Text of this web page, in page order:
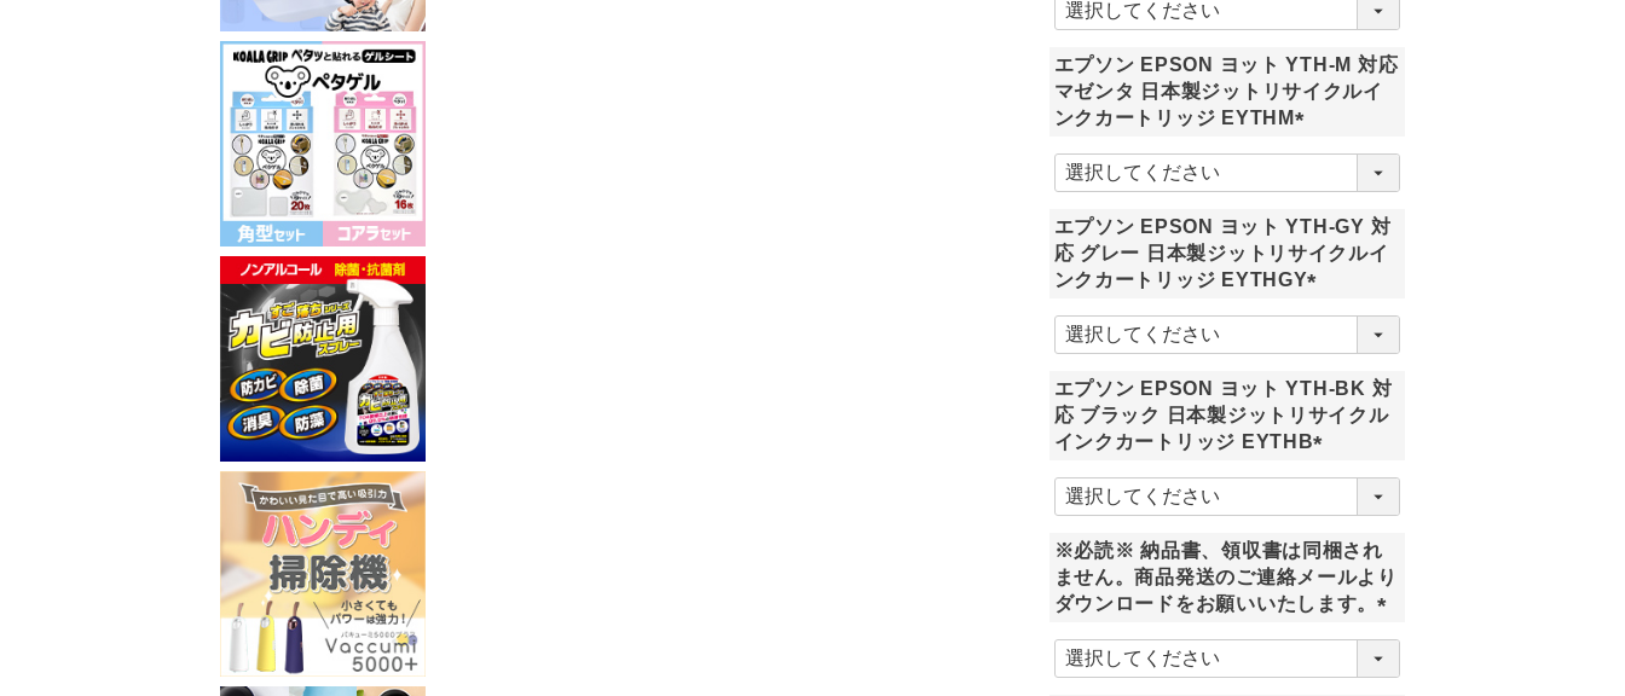
)
エプソン EPSON ヨット YTH-M 対応
マゼンタ 日本製ジットリサイクルイ
ンクカートリッジ EYTHM
(
)
エプソン EPSON ヨット YTH-GY 対
応 グレー 日本製ジットリサイクルイ
ンクカートリッジ EYTHGY
(
)
エプソン EPSON ヨット YTH-BK 対
応 ブラック 日本製ジットリサイクル
インクカートリッジ EYTHB
(
)
※必読※ 納品書、領収書は同梱され
ません。商品発送のご連絡メールより
ダウンロードをお願いいたします。
(
必